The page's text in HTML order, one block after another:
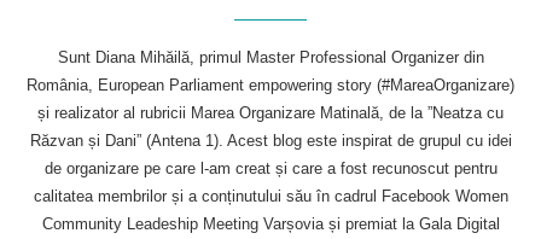
Sunt Diana Mihăilă, primul Master Professional Organizer din
România, European Parliament empowering story (#MareaOrganizare)
și realizator al rubricii Marea Organizare Matinală, de la ”Neatza cu
Răzvan și Dani” (Antena 1). Acest blog este inspirat de grupul cu idei
de organizare pe care l-am creat și care a fost recunoscut pentru
calitatea membrilor și a conținutului său în cadrul Facebook Women
Community Leadeship Meeting Varșovia și premiat la Gala Digital